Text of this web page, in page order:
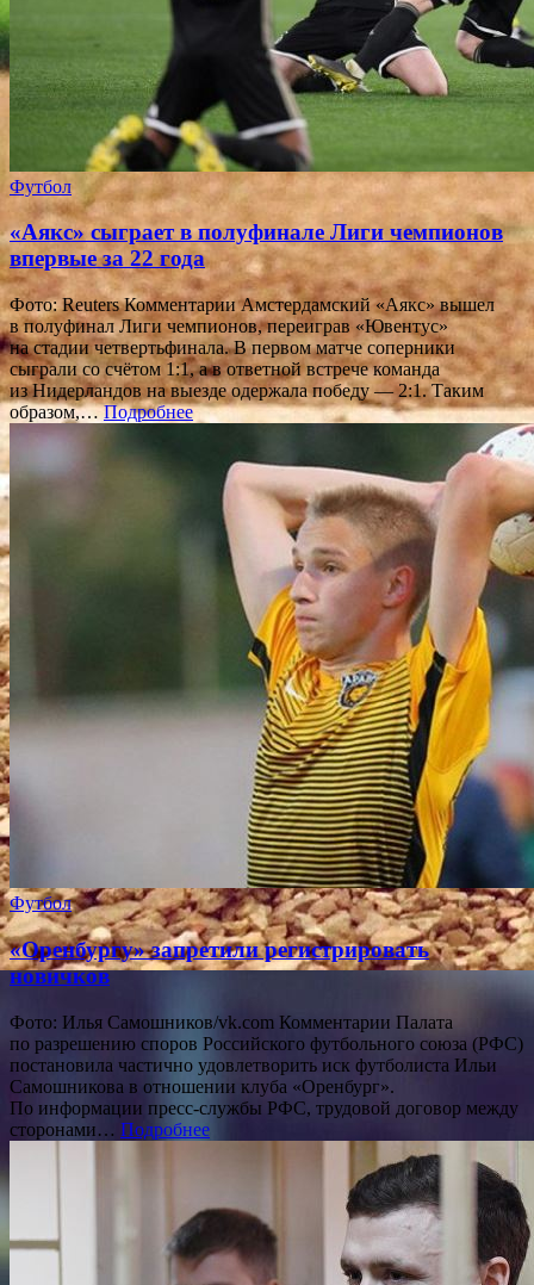
Футбол
«Аякс» сыграет в полуфинале Лиги чемпионов
впервые за 22 года
Фото: Reuters Комментарии Амстердамский «Аякс» вышел
в полуфинал Лиги чемпионов, переиграв «Ювентус»
на стадии четвертьфинала. В первом матче соперники
сыграли со счётом 1:1, а в ответной встрече команда
из Нидерландов на выезде одержала победу — 2:1. Таким
образом,…Подробнее
Футбол
«Оренбургу» запретили регистрировать
новичков
Фото: Илья Самошников/vk.com Комментарии Палата
по разрешению споров Российского футбольного союза (РФС)
постановила частично удовлетворить иск футболиста Ильи
Самошникова в отношении клуба «Оренбург».
По информации пресс-службы РФС, трудовой договор между
сторонами… Подробнее